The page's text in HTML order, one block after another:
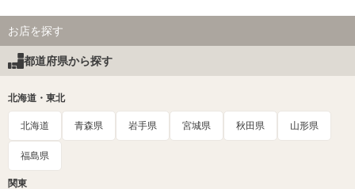
お店を探す
都道府県から探す
北海道・東北
北海道 青森県 岩手県 宮城県 秋田県 山形県
福島県
関東